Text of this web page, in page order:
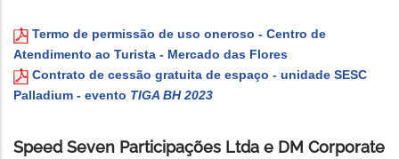
Termo de permissão de uso oneroso - Centro de
Atendimento ao Turista - Mercado das Flores
Contrato de cessão gratuita de espaço - unidade SESC
Palladium - evento TIGA BH 2023
Speed Seven Participações Ltda e DM Corporate